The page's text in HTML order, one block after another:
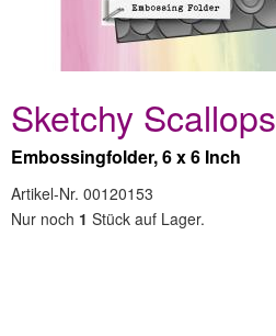
Sketchy Scallops
Embossingfolder, 6 x 6 Inch
Artikel-Nr. 00120153
Nur noch 1 Stück auf Lager.